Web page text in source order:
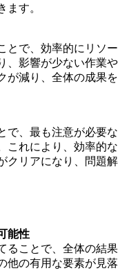
ます。
とで、効率的にリソー
、影響が少ない作業や
が減り、全体の成果を
で、最も注意が必要な
これにより、効率的な
クリアになり、問題解
能性
ることで、全体の結果
他の有用な要素が見落